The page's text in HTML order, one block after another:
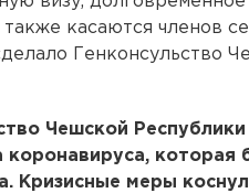
касаются членов
Генконсульство
Чешской
коронавируса, которая
Кризисные меры